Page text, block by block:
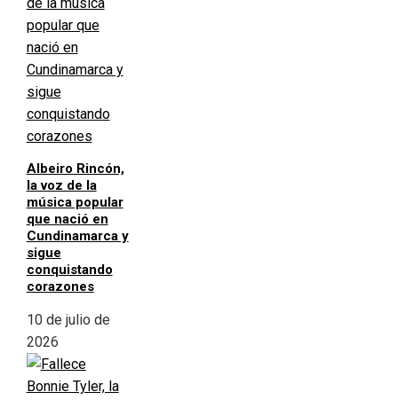
Albeiro Rincón,
la voz de la
música popular
que nació en
Cundinamarca y
sigue
conquistando
corazones
10 de julio de
2026